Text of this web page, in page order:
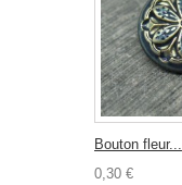
Bouton fleur...
0,30 €